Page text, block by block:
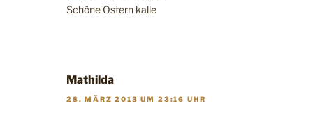
Schöne Ostern kalle
Mathilda
28. MÄRZ 2013 UM 23:16 UHR